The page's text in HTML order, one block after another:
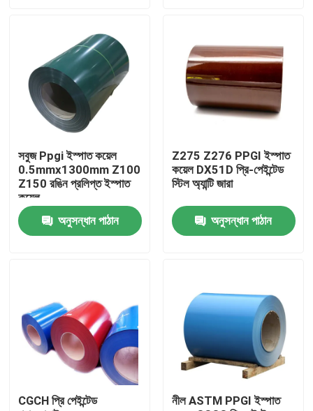
আমাদের সম্পর্কে
মান নিয়ন্ত্রণ
যোগাযোগ করুন
উদ্ধৃতির জন্য আবেদন
স্টেইনলেস স্টীল বৃত্তাকার টিউব
স্টেইনলেস স্টীল প্লেট শীট
সবুজ Ppgi ইস্পাত কয়েল
0.5mmx1300mm Z100
Z150 রঙিন প্রলিপ্ত ইস্পাত
কয়েল
অনুসন্ধান পাঠান
Z275 Z276 PPGI ইস্পাত
কয়েল DX51D প্রি-পেইন্টেড
স্টিল অ্যান্টি জারা
অনুসন্ধান পাঠান
CGCH প্রি পেইন্টেড
নীল ASTM PPGI ইস্পাত